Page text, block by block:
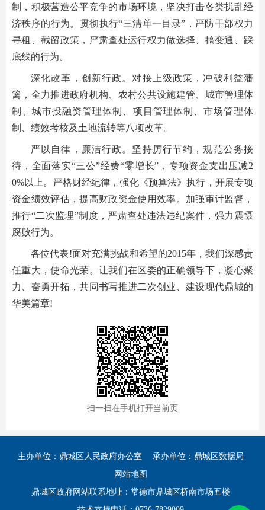
制，积极营造公平竞争的市场环境，坚决打击各类扰乱经
济秩序的行为。贯彻执行“三清单一目录”，严防干部权力
寻租、截留政策，严肃查处运行权力做选择、搞变通、踩
底线的行为。
深化改革，创新行政。对接上级政策，冲破利益藩
篱，全力推进政府机构、农村公共设施建管、城市管理体
制、城市投融资管理体制、项目管理体制、市场管理体
制、绩效考核及土地流转等八项改革。
严以自律，廉洁行政。坚持厉行节约，规范公务接
待，全面落实“三公”经费“零增长”，专项资金支出压减2
0%以上。严格财经纪律，强化《预算法》执行，开展专项
资金绩效评估，提高财政资金使用效率。加强审计监督，
推行“二次监理”制度，严肃查处违法违纪案件，强力震慑
腐败行为。
各位代表!面对充满挑战和希望的2015年，我们深感责
任重大，使命光荣。让我们在区委的正确领导下，凝心聚
力、奋勇开拓，共同书写推进二次创业、建设现代鼎城的
华美篇章!
扫一扫在手机打开当前页
主办单位：鼎城区人民政府办公室
承办单位：鼎城区数据局
网站地图
鼎城区政府网站联系地址：常德市鼎城区桥南市场五楼